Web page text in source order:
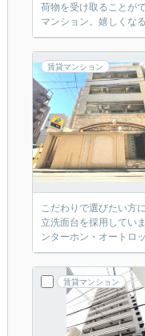
荷物を受け取ることが
マンション。嬉しくな
賃貸マンション
こだわりで選びたい方
立洗面台を採用してい
ンターホン・オートロ
賃貸マンション